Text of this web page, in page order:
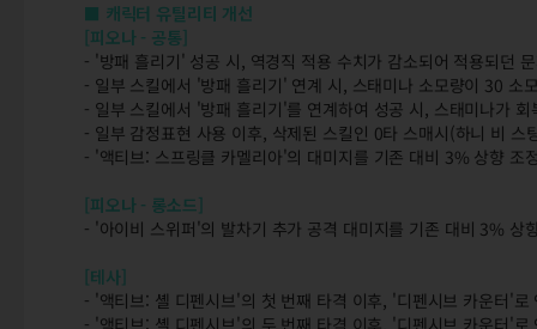
■ 캐릭터 유틸리티 개선
[피오나 - 공통]
- '방패 흘리기' 성공 시, 역경직 적용 수치가 감소되어 적용되던
- 일부 스킬에서 '방패 흘리기' 연계 시, 스태미나 소모량이 30 소
- 일부 스킬에서 '방패 흘리기'를 연계하여 성공 시, 스태미나가
- 일부 감정표현 사용 이후, 삭제된 스킬인 0타 스매시(하니 비
- '액티브: 스프링클 카멜리아'의 대미지를 기존 대비 3% 상향 조
[피오나 - 롱소드]
- '아이비 스위퍼'의 발차기 추가 공격 대미지를 기존 대비 3% 상
[테사]
- '액티브: 셸 디펜시브'의 첫 번째 타격 이후, '디펜시브 카운터'
- '액티브: 셸 디펜시브'의 두 번째 타격 이후, '디펜시브 카운터'